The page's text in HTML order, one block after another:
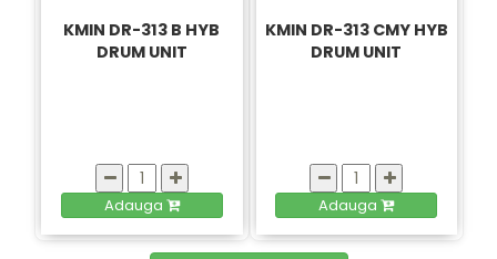
KMIN DR-313 B HYB
DRUM UNIT
Adauga
KMIN DR-313 CMY HYB
DRUM UNIT
Adauga